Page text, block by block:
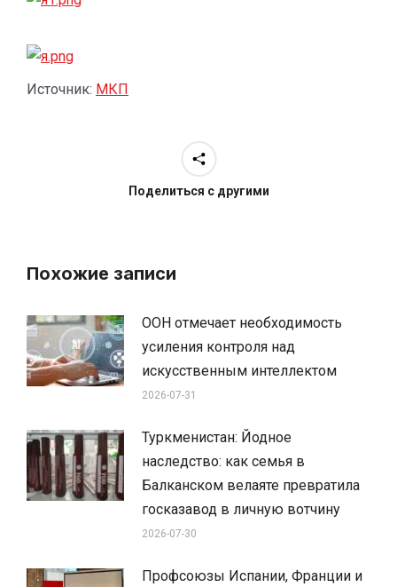
Источник: МКП
Поделиться с другими
Похожие записи
ООН отмечает необходимость
усиления контроля над
искусственным интеллектом
2026-07-31
Туркменистан: Йодное
наследство: как семья в
Балканском велаяте превратила
госказавод в личную вотчину
2026-07-30
Профсоюзы Испании, Франции и